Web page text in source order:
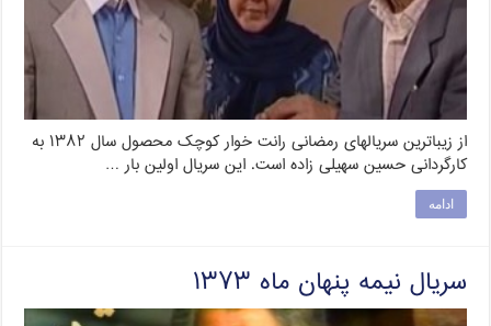
از زیباترین سریالهای رمضانی رانت‌ خوار کوچک محصول سال ۱۳۸۲ به
کارگردانی حسین سهیلی‌ زاده است. این سریال اولین بار …
ادامه
سریال نیمه پنهان ماه ۱۳۷۳